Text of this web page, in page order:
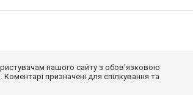
нашого сайту з обов'язковою
призначені для спілкування та